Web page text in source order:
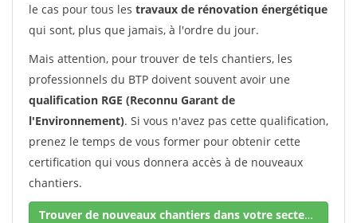
le cas pour tous les travaux de rénovation énergétique
qui sont, plus que jamais, à l'ordre du jour.
Mais attention, pour trouver de tels chantiers, les
professionnels du BTP doivent souvent avoir une
qualification RGE (Reconnu Garant de
l'Environnement). Si vous n'avez pas cette qualification,
prenez le temps de vous former pour obtenir cette
certification qui vous donnera accès à de nouveaux
chantiers.
Trouver de nouveaux chantiers dans votre secteur !